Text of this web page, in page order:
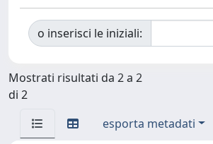
o inserisci le iniziali:
Mostrati risultati da 2 a 2
di 2
esporta metadati